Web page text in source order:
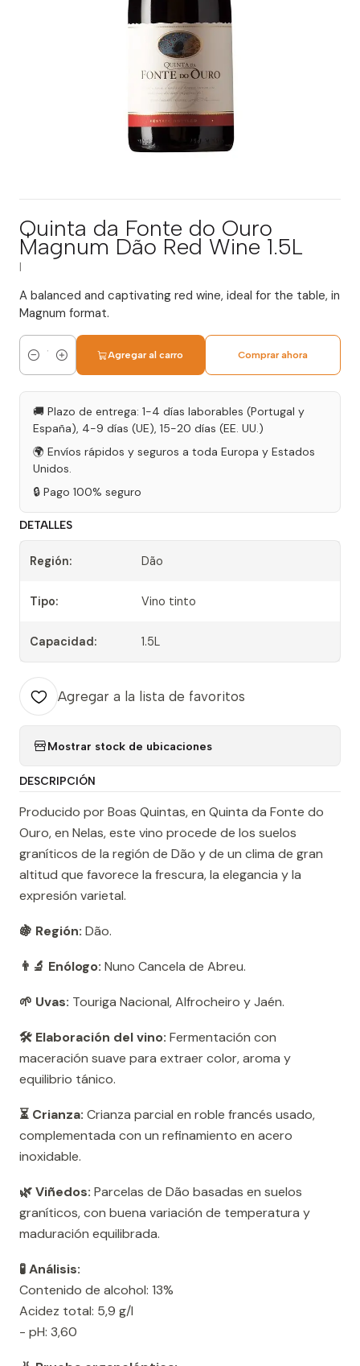
Quinta da Fonte do Ouro
Magnum Dão Red Wine 1.5L
A balanced and captivating red wine, ideal for the table, in
Magnum format.
Cantidad
Agregar al carro Comprar ahora
🚚 Plazo de entrega: 1-4 días laborables (Portugal y
España), 4-9 días (UE), 15-20 días (EE. UU.)
🌍 Envíos rápidos y seguros a toda Europa y Estados
Unidos.
🔒 Pago 100% seguro
DETALLES
Región: Dão
Tipo: Vino tinto
Capacidad: 1.5L
Agregar a la lista de favoritos
Mostrar stock de ubicaciones
DESCRIPCIÓN
Producido por Boas Quintas, en Quinta da Fonte do
Ouro, en Nelas, este vino procede de los suelos
graníticos de la región de Dão y de un clima de gran
altitud que favorece la frescura, la elegancia y la
expresión varietal.
🍇 Región: Dão.
👨‍🔬 Enólogo: Nuno Cancela de Abreu.
🌱 Uvas: Touriga Nacional, Alfrocheiro y Jaén.
🛠️ Elaboración del vino: Fermentación con
maceración suave para extraer color, aroma y
equilibrio tánico.
⏳ Crianza: Crianza parcial en roble francés usado,
complementada con un refinamiento en acero
inoxidable.
🌿 Viñedos: Parcelas de Dão basadas en suelos
graníticos, con buena variación de temperatura y
maduración equilibrada.
🧪 Análisis:
Contenido de alcohol: 13%
Acidez total: 5,9 g/l
- pH: 3,60